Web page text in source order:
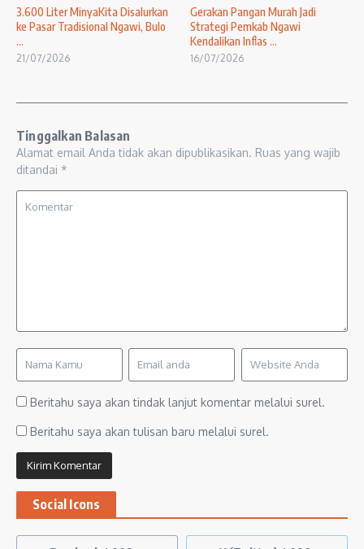
3.600 Liter MinyaKita Disalurkan
ke Pasar Tradisional Ngawi, Bulo
...
21/07/2026
Gerakan Pangan Murah Jadi
Strategi Pemkab Ngawi
Kendalikan Inflas ...
16/07/2026
Tinggalkan Balasan
Alamat email Anda tidak akan dipublikasikan. Ruas yang wajib
ditandai *
Beritahu saya akan tindak lanjut komentar melalui surel.
Beritahu saya akan tulisan baru melalui surel.
Social Icons